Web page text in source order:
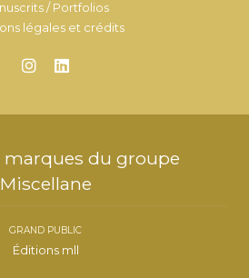
/ Portfolios
légales et crédits
marques du groupe
Miscellane
GRAND PUBLIC
Éditions mll